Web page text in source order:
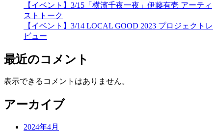
【イベント】3/15「横濱千夜一夜」伊藤有壱 アーティ
ストトーク
【イベント】3/14 LOCAL GOOD 2023 プロジェクトレ
ビュー
最近のコメント
表示できるコメントはありません。
アーカイブ
2024年4月